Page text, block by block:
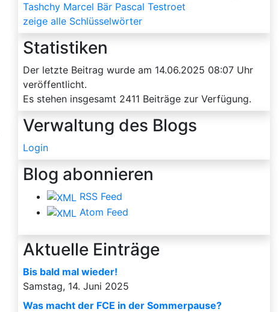
Tashchy Marcel Bär Pascal Testroet
zeige alle Schlüsselwörter
Statistiken
Der letzte Beitrag wurde am 14.06.2025 08:07 Uhr
veröffentlicht.
Es stehen insgesamt 2411 Beiträge zur Verfügung.
Verwaltung des Blogs
Login
Blog abonnieren
RSS Feed
Atom Feed
Aktuelle Einträge
Bis bald mal wieder!
Samstag, 14. Juni 2025
Was macht der FCE in der Sommerpause?